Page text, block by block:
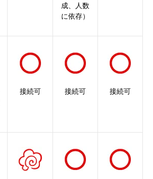
成、人数
に依存）
接続可 接続可 接続可